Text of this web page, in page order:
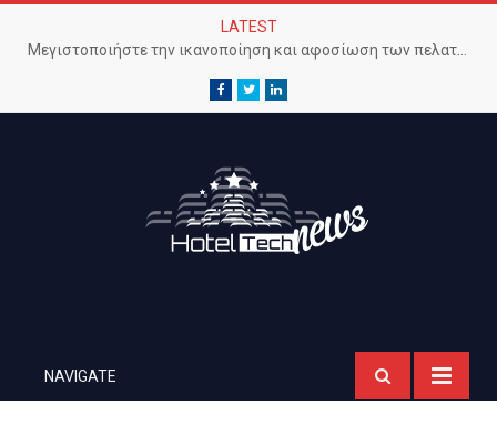
LATEST
Μεγιστοποιήστε την ικανοποίηση και αφοσίωση των πελατών με προηγμένο Wi-Fi δίκτυο
Facebook
TwitterLinkedIn
NAVIGATE